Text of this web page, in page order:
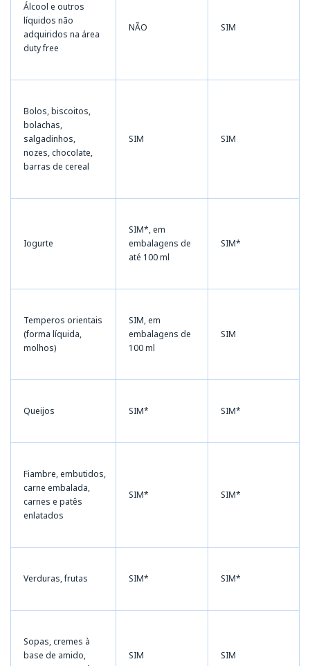
Álcool e outros
líquidos não
adquiridos na área
duty free
NÃO SIM
Bolos, biscoitos,
bolachas,
salgadinhos,
nozes, chocolate,
barras de cereal
SIM SIM
Iogurte
SIM*, em
embalagens de
até 100 ml
SIM*
Temperos orientais
(forma líquida,
molhos)
SIM, em
embalagens de
100 ml
SIM
Queijos SIM* SIM*
Fiambre, embutidos,
carne embalada,
carnes e patês
enlatados
SIM* SIM*
Verduras, frutas SIM* SIM*
Sopas, cremes à
base de amido,
SIM SIM